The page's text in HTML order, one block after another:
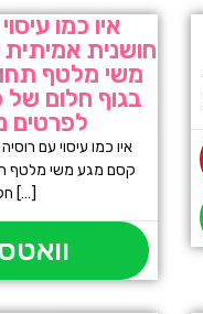
איו כמו
חושנית
משי מלטף
בגוף חלום של
לפרטים
איו כמו עיסוי עם
קסם מגע משי מלטף
חלום של כל גבר עונג […]